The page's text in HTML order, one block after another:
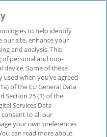
Euro,
und
to help identify
our site, enhance your
and analysis. This
of personal and non-
Some of these
when you’ve agreed
of the EU General Data
Section 25 (1) of the
Services Data
consent to all our
your own preferences
can read more about